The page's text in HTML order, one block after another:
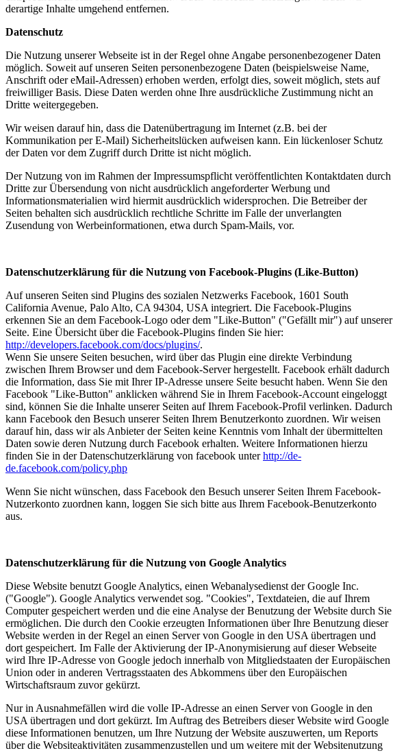
derartige Inhalte umgehend entfernen.
Datenschutz
Die Nutzung unserer Webseite ist in der Regel ohne Angabe personenbezogener Daten
möglich. Soweit auf unseren Seiten personenbezogene Daten (beispielsweise Name,
Anschrift oder eMail-Adressen) erhoben werden, erfolgt dies, soweit möglich, stets auf
freiwilliger Basis. Diese Daten werden ohne Ihre ausdrückliche Zustimmung nicht an
Dritte weitergegeben.
Wir weisen darauf hin, dass die Datenübertragung im Internet (z.B. bei der
Kommunikation per E-Mail) Sicherheitslücken aufweisen kann. Ein lückenloser Schutz
der Daten vor dem Zugriff durch Dritte ist nicht möglich.
Der Nutzung von im Rahmen der Impressumspflicht veröffentlichten Kontaktdaten durch
Dritte zur Übersendung von nicht ausdrücklich angeforderter Werbung und
Informationsmaterialien wird hiermit ausdrücklich widersprochen. Die Betreiber der
Seiten behalten sich ausdrücklich rechtliche Schritte im Falle der unverlangten
Zusendung von Werbeinformationen, etwa durch Spam-Mails, vor.
Datenschutzerklärung für die Nutzung von Facebook-Plugins (Like-Button)
Auf unseren Seiten sind Plugins des sozialen Netzwerks Facebook, 1601 South
California Avenue, Palo Alto, CA 94304, USA integriert. Die Facebook-Plugins
erkennen Sie an dem Facebook-Logo oder dem "Like-Button" ("Gefällt mir") auf unserer
Seite. Eine Übersicht über die Facebook-Plugins finden Sie hier:
http://developers.facebook.com/docs/plugins/.
Wenn Sie unsere Seiten besuchen, wird über das Plugin eine direkte Verbindung
zwischen Ihrem Browser und dem Facebook-Server hergestellt. Facebook erhält dadurch
die Information, dass Sie mit Ihrer IP-Adresse unsere Seite besucht haben. Wenn Sie den
Facebook "Like-Button" anklicken während Sie in Ihrem Facebook-Account eingeloggt
sind, können Sie die Inhalte unserer Seiten auf Ihrem Facebook-Profil verlinken. Dadurch
kann Facebook den Besuch unserer Seiten Ihrem Benutzerkonto zuordnen. Wir weisen
darauf hin, dass wir als Anbieter der Seiten keine Kenntnis vom Inhalt der übermittelten
Daten sowie deren Nutzung durch Facebook erhalten. Weitere Informationen hierzu
finden Sie in der Datenschutzerklärung von facebook unterhttp://de-
de.facebook.com/policy.php
Wenn Sie nicht wünschen, dass Facebook den Besuch unserer Seiten Ihrem Facebook-
Nutzerkonto zuordnen kann, loggen Sie sich bitte aus Ihrem Facebook-Benutzerkonto
aus.
Datenschutzerklärung für die Nutzung von Google Analytics
Diese Website benutzt Google Analytics, einen Webanalysedienst der Google Inc.
("Google"). Google Analytics verwendet sog. "Cookies", Textdateien, die auf Ihrem
Computer gespeichert werden und die eine Analyse der Benutzung der Website durch Sie
ermöglichen. Die durch den Cookie erzeugten Informationen über Ihre Benutzung dieser
Website werden in der Regel an einen Server von Google in den USA übertragen und
dort gespeichert. Im Falle der Aktivierung der IP-Anonymisierung auf dieser Webseite
wird Ihre IP-Adresse von Google jedoch innerhalb von Mitgliedstaaten der Europäischen
Union oder in anderen Vertragsstaaten des Abkommens über den Europäischen
Wirtschaftsraum zuvor gekürzt.
Nur in Ausnahmefällen wird die volle IP-Adresse an einen Server von Google in den
USA übertragen und dort gekürzt. Im Auftrag des Betreibers dieser Website wird Google
diese Informationen benutzen, um Ihre Nutzung der Website auszuwerten, um Reports
über die Websiteaktivitäten zusammenzustellen und um weitere mit der Websitenutzung